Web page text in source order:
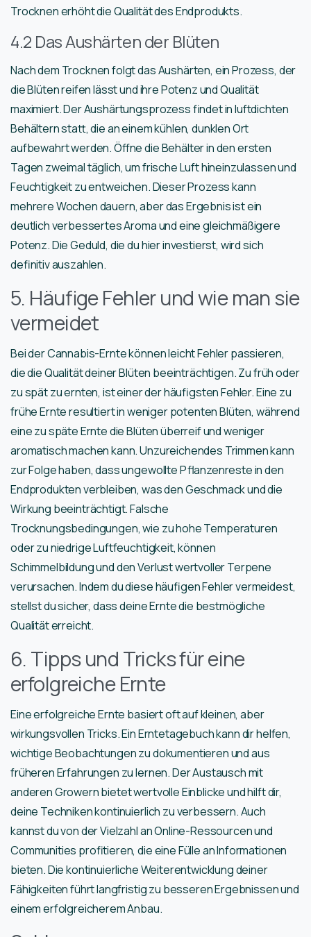
Trocknen erhöht die Qualität des Endprodukts.
4.2 Das Aushärten der Blüten
Nach dem Trocknen folgt das Aushärten, ein Prozess, der
die Blüten reifen lässt und ihre Potenz und Qualität
maximiert. Der Aushärtungsprozess findet in luftdichten
Behältern statt, die an einem kühlen, dunklen Ort
aufbewahrt werden. Öffne die Behälter in den ersten
Tagen zweimal täglich, um frische Luft hineinzulassen und
Feuchtigkeit zu entweichen. Dieser Prozess kann
mehrere Wochen dauern, aber das Ergebnis ist ein
deutlich verbessertes Aroma und eine gleichmäßigere
Potenz. Die Geduld, die du hier investierst, wird sich
definitiv auszahlen.
5. Häufige Fehler und wie man sie
vermeidet
Bei der Cannabis-Ernte können leicht Fehler passieren,
die die Qualität deiner Blüten beeinträchtigen. Zu früh oder
zu spät zu ernten, ist einer der häufigsten Fehler. Eine zu
frühe Ernte resultiert in weniger potenten Blüten, während
eine zu späte Ernte die Blüten überreif und weniger
aromatisch machen kann. Unzureichendes Trimmen kann
zur Folge haben, dass ungewollte Pflanzenreste in den
Endprodukten verbleiben, was den Geschmack und die
Wirkung beeinträchtigt. Falsche
Trocknungsbedingungen, wie zu hohe Temperaturen
oder zu niedrige Luftfeuchtigkeit, können
Schimmelbildung und den Verlust wertvoller Terpene
verursachen. Indem du diese häufigen Fehler vermeidest,
stellst du sicher, dass deine Ernte die bestmögliche
Qualität erreicht.
6. Tipps und Tricks für eine
erfolgreiche Ernte
Eine erfolgreiche Ernte basiert oft auf kleinen, aber
wirkungsvollen Tricks. Ein Erntetagebuch kann dir helfen,
wichtige Beobachtungen zu dokumentieren und aus
früheren Erfahrungen zu lernen. Der Austausch mit
anderen Growern bietet wertvolle Einblicke und hilft dir,
deine Techniken kontinuierlich zu verbessern. Auch
kannst du von der Vielzahl an Online-Ressourcen und
Communities profitieren, die eine Fülle an Informationen
bieten. Die kontinuierliche Weiterentwicklung deiner
Fähigkeiten führt langfristig zu besseren Ergebnissen und
einem erfolgreicherem Anbau.